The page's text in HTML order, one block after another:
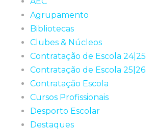
Agrupamento
Bibliotecas
Clubes & Núcleos
Contratação de Escola 24|25
Contratação de Escola 25|26
Contratação Escola
Cursos Profissionais
Desporto Escolar
Destaques